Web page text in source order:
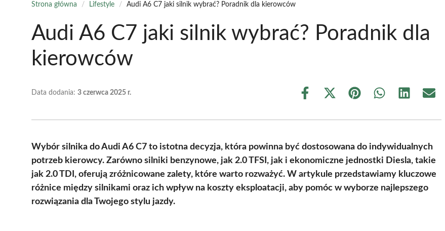
Strona główna / Lifestyle / Audi A6 C7 jaki silnik wybrać? Poradnik dla kierowców
Audi A6 C7 jaki silnik wybrać? Poradnik dla
kierowców
Data dodania: 3 czerwca 2025 r.
Share
Share
(Twitter)
Share Share Share Share
Wybór silnika do Audi A6 C7 to istotna decyzja, która powinna być dostosowana do indywidualnych
potrzeb kierowcy. Zarówno silniki benzynowe, jak 2.0 TFSI, jak i ekonomiczne jednostki Diesla, takie
jak 2.0 TDI, oferują zróżnicowane zalety, które warto rozważyć. W artykule przedstawiamy kluczowe
różnice między silnikami oraz ich wpływ na koszty eksploatacji, aby pomóc w wyborze najlepszego
rozwiązania dla Twojego stylu jazdy.